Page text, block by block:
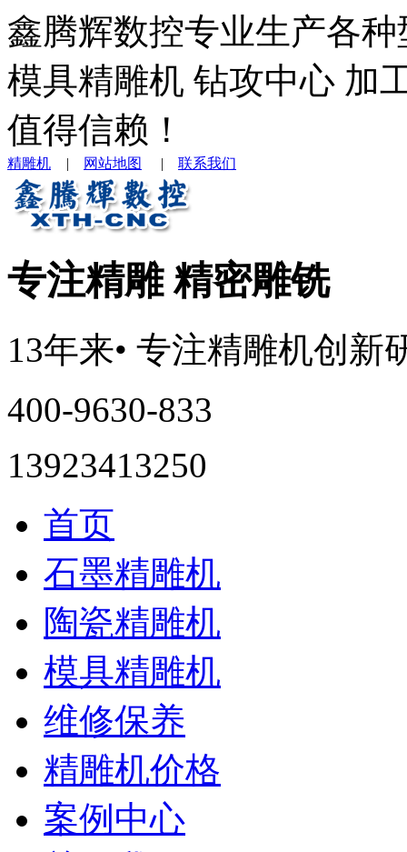
鑫腾辉数控专业生产各
模具精雕机 钻攻中心 加
值得信赖！
精雕机 | 网站地图 | 联系我们
专注精雕 精密雕铣
13年来• 专注精雕机创新
400-9630-833
13923413250
首页
石墨精雕机
陶瓷精雕机
模具精雕机
维修保养
精雕机价格
案例中心